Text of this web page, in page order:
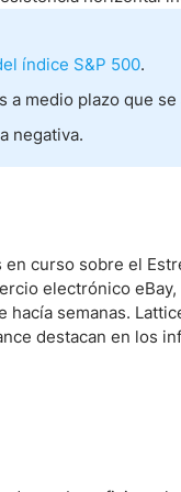
índice S&P 500.
medio plazo que se
negativa.
curso sobre el
electrónico
semanas.
destacan en los